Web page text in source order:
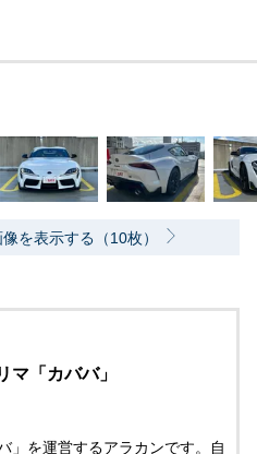
を表示する（10枚）
マ「カババ」
」を運営するアラカンです。自